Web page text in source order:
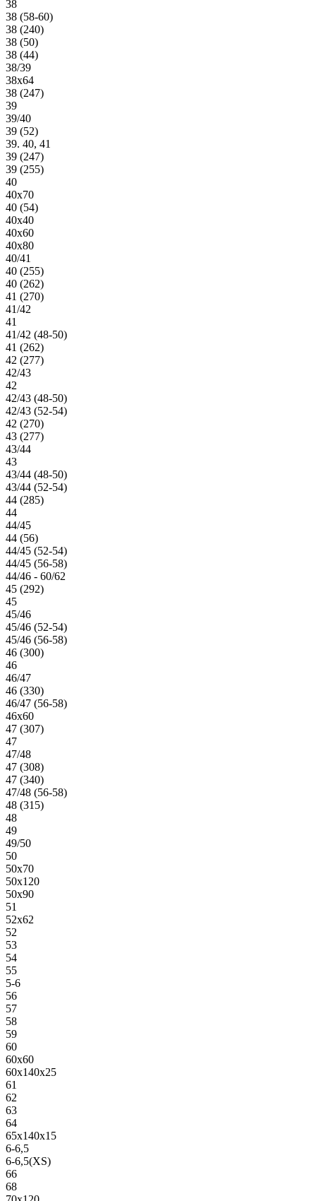
38
38 (58-60)
38 (240)
38 (50)
38 (44)
38/39
38х64
38 (247)
39
39/40
39 (52)
39. 40, 41
39 (247)
39 (255)
40
40х70
40 (54)
40х40
40х60
40х80
40/41
40 (255)
40 (262)
41 (270)
41/42
41
41/42 (48-50)
41 (262)
42 (277)
42/43
42
42/43 (48-50)
42/43 (52-54)
42 (270)
43 (277)
43/44
43
43/44 (48-50)
43/44 (52-54)
44 (285)
44
44/45
44 (56)
44/45 (52-54)
44/45 (56-58)
44/46 - 60/62
45 (292)
45
45/46
45/46 (52-54)
45/46 (56-58)
46 (300)
46
46/47
46 (330)
46/47 (56-58)
46х60
47 (307)
47
47/48
47 (308)
47 (340)
47/48 (56-58)
48 (315)
48
49
49/50
50
50х70
50х120
50х90
51
52х62
52
53
54
55
5-6
56
57
58
59
60
60х60
60х140х25
61
62
63
64
65х140х15
6-6,5
6-6,5(XS)
66
68